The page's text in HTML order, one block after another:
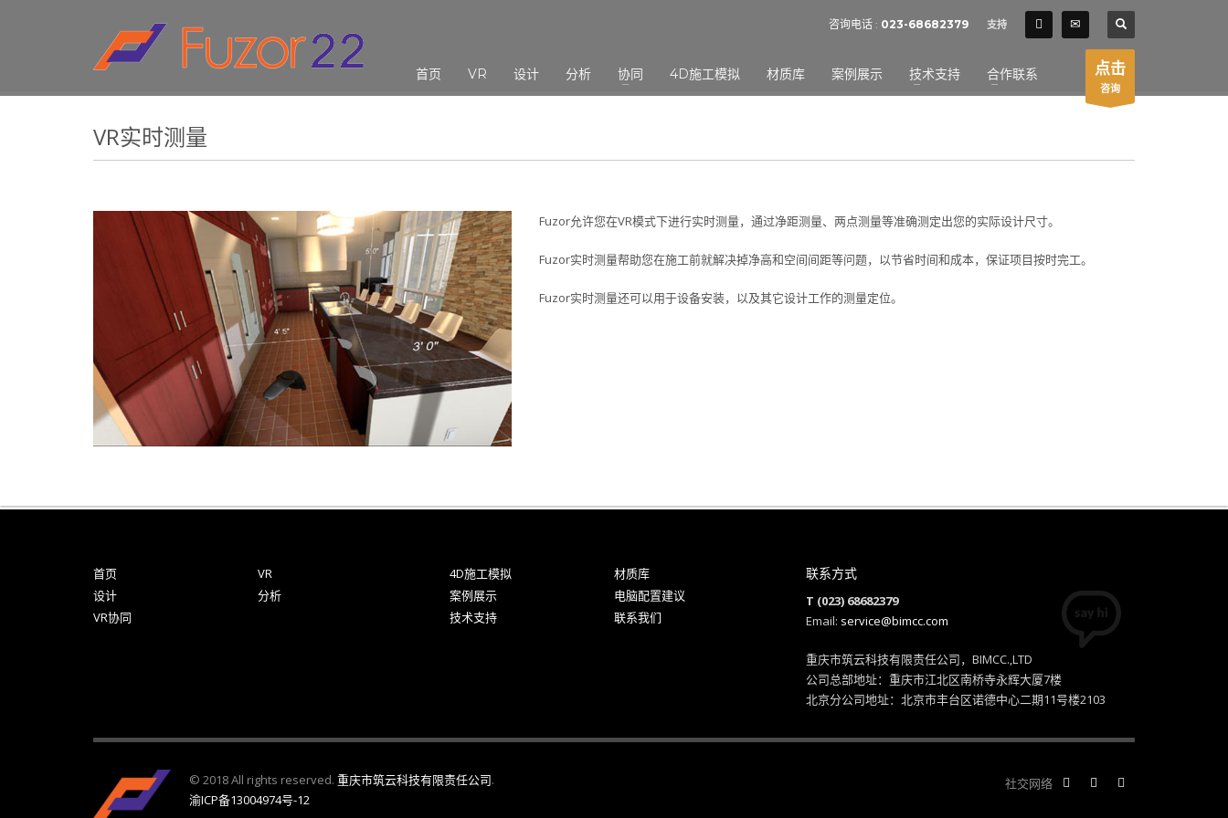
HOW TO SHOP
1 Login or create new account.
SHOWROOM HOURS
Sat - 9:00AM-5:00PM
Sundays by appointment only!
咨询电话 : 023-68682379 支持
首页 VR 设计 分析 协同 4D施工模拟 材质库 案例展示 技术支持 合作联系 点击
咨询
VR实时测量
Fuzor允许您在VR模式下进行实时测量，通过净距测量、两点测量等准确测定出您的实际设计尺寸。
Fuzor实时测量帮助您在施工前就解决掉净高和空间间距等问题，以节省时间和成本，保证项目按时完工。
Fuzor实时测量还可以用于设备安装，以及其它设计工作的测量定位。
首页
VR
设计
分析
VR协同
4D施工模拟
材质库
案例展示
电脑配置建议
技术支持
联系我们
联系方式
T (023) 68682379
Email: service@bimcc.com
重庆市筑云科技有限责任公司，BIMCC.,LTD
公司总部地址：重庆市江北区南桥寺永辉大厦7楼
北京分公司地址：北京市丰台区诺德中心二期11号楼2103
社交网络
© 2018 All rights reserved. 重庆市筑云科技有限责任公司.
渝ICP备13004974号-12